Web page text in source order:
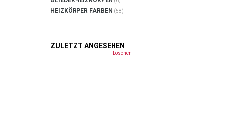
HEIZKÖRPER FARBEN (58)
ZULETZT ANGESEHEN
Löschen